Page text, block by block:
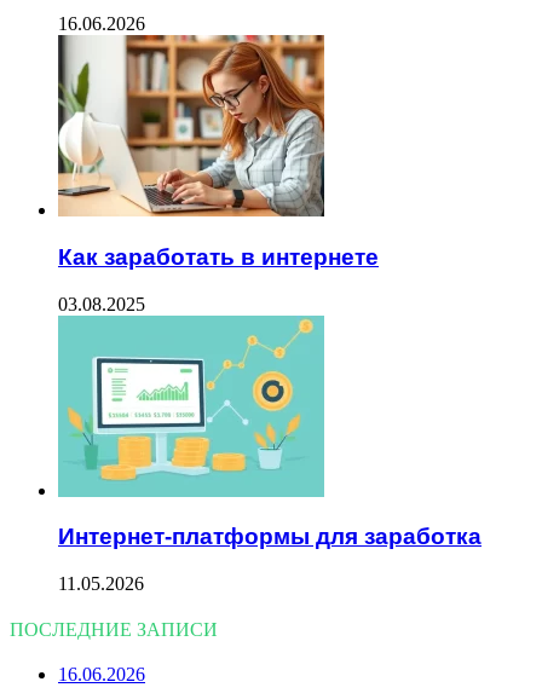
16.06.2026
Как заработать в интернете
03.08.2025
Интернет-платформы для заработка
11.05.2026
ПОСЛЕДНИЕ ЗАПИСИ
16.06.2026